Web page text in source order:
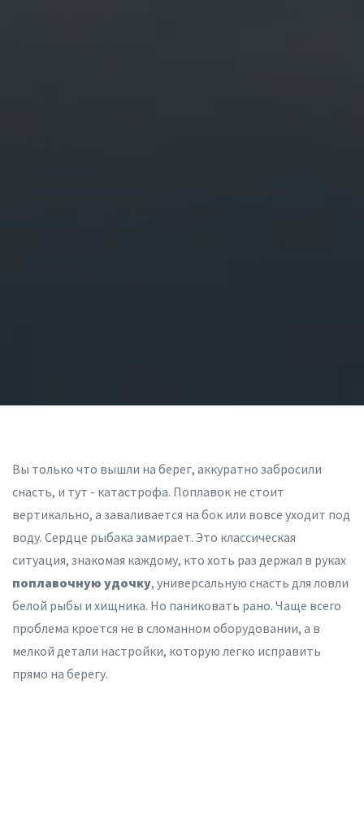
Вы только что вышли на берег, аккуратно забросили
снасть, и тут - катастрофа. Поплавок не стоит
вертикально, а заваливается на бок или вовсе уходит под
воду. Сердце рыбака замирает. Это классическая
ситуация, знакомая каждому, кто хоть раз держал в руках
поплавочную удочку, универсальную снасть для ловли
белой рыбы и хищника. Но паниковать рано. Чаще всего
проблема кроется не в сломанном оборудовании, а в
мелкой детали настройки, которую легко исправить
прямо на берегу.